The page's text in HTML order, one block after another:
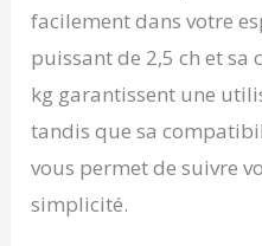
facilement dans votre
puissant de 2,5 ch et sa
kg garantissent une
tandis que sa
vous permet de suivre
simplicité.